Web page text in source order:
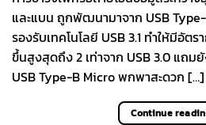
และแบน ถูกพัฒนามาจาก USB
รองรับเทคโนโลยี USB 3.1 ทำให้มีอัต
ขึ้นสูงสุดถึง 2 เท่าจาก USB 3.0 แถม
USB Type-B Micro พกพาสะดวก […]
Continue